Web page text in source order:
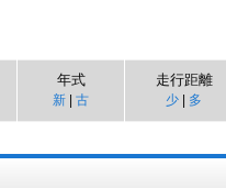
年式
新 古
走行距離
少 多